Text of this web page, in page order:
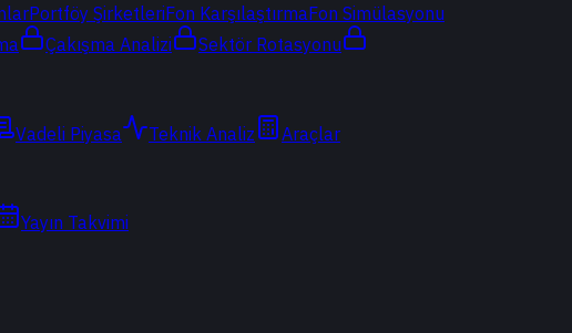
Portföy ŞirketleriFon KarşılaştırmaFon Simülasyonu
Çakışma Analizi Sektör Rotasyonu
Vadeli Piyasa Teknik Analiz
Araçlar
Yayın Takvimi